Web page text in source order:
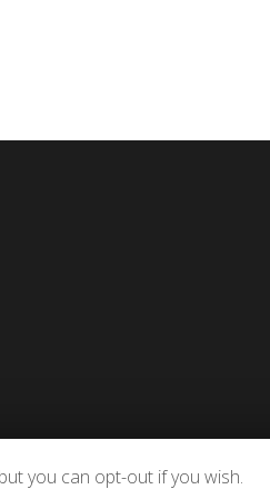
you can opt-out if you wish.